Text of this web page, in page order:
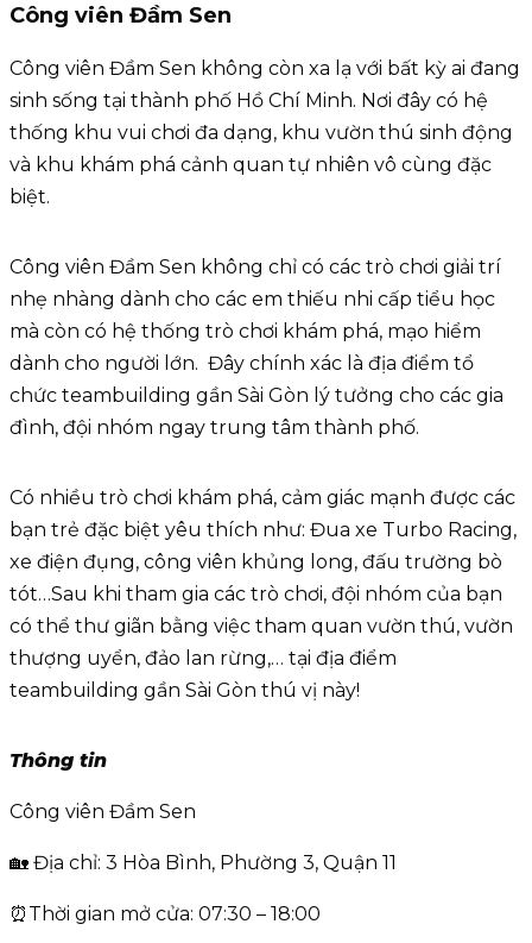
Công viên Đầm Sen
Công viên Đầm Sen không còn xa lạ với bất kỳ ai đang
sinh sống tại thành phố Hồ Chí Minh. Nơi đây có hệ
thống khu vui chơi đa dạng, khu vườn thú sinh động
và khu khám phá cảnh quan tự nhiên vô cùng đặc
biệt.
Công viên Đầm Sen không chỉ có các trò chơi giải trí
nhẹ nhàng dành cho các em thiếu nhi cấp tiểu học
mà còn có hệ thống trò chơi khám phá, mạo hiểm
dành cho người lớn. Đây chính xác là địa điểm tổ
chức teambuilding gần Sài Gòn lý tưởng cho các gia
đình, đội nhóm ngay trung tâm thành phố.
Có nhiều trò chơi khám phá, cảm giác mạnh được các
bạn trẻ đặc biệt yêu thích như: Đua xe Turbo Racing,
xe điện đụng, công viên khủng long, đấu trường bò
tót…Sau khi tham gia các trò chơi, đội nhóm của bạn
có thể thư giãn bằng việc tham quan vườn thú, vườn
thượng uyển, đảo lan rừng,… tại địa điểm
teambuilding gần Sài Gòn thú vị này!
Thông tin
Công viên Đầm Sen
🏡 Địa chỉ: 3 Hòa Bình, Phường 3, Quận 11
⏰Thời gian mở cửa: 07:30 – 18:00